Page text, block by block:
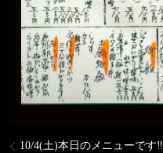
10/4(土)本日のメニューです‼️